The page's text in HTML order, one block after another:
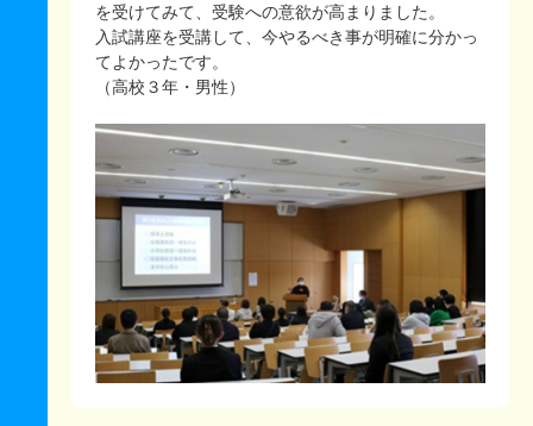
を受けてみて、受験への意欲が高まりました。
入試講座を受講して、今やるべき事が明確に分かっ
てよかったです。
（高校３年・男性）